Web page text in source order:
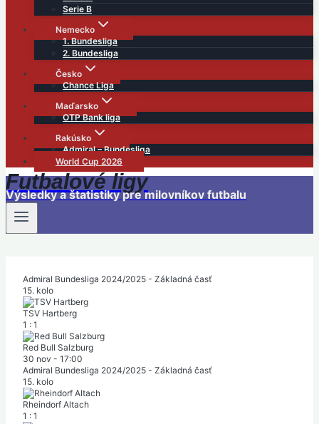
Serie B
Nemecko
1. Bundesliga
2. Bundesliga
Česko
Chance Liga
Maďarsko
OTP Bank liga
Rakúsko
Admiral – Bundesliga
World Cup 2026
Futbalové ligy
Výsledky a štatistiky pre milovníkov futbalu
Admiral Bundesliga 2024/2025 - Základná časť
15. kolo
TSV Hartberg
1 : 1
Red Bull Salzburg
30 nov - 17:00
Admiral Bundesliga 2024/2025 - Základná časť
15. kolo
Rheindorf Altach
1 : 1